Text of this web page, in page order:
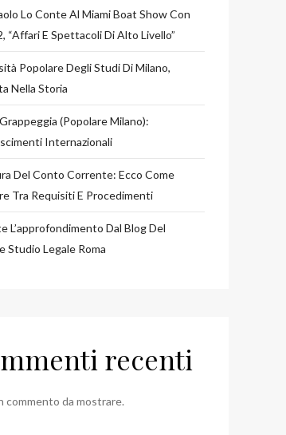
Lo Conte Al Miami Boat Show Con
“affari E Spettacoli Di Alto Livello”
Popolare Degli Studi Di Milano,
Nella Storia
(Popolare Milano):
Internazionali
Del Conto Corrente: Ecco Come
Tra Requisiti E Procedimenti
L’approfondimento Dal Blog Del
Studio Legale Roma
recenti
commento da mostrare.